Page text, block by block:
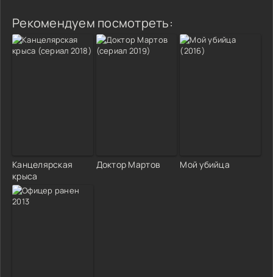
Рекомендуем посмотреть:
Канцелярская
крыса
Доктор Мартов Мой убийца